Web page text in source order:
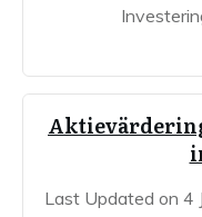
Last Updated on 4